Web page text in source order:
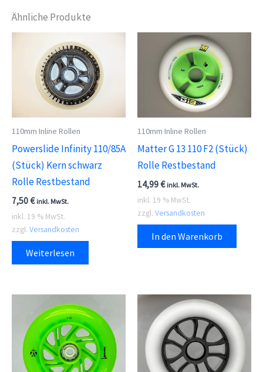
Ähnliche Produkte
110mm Inline Rollen
Powerslide Infinity 110/85A
(Stück) Kern schwarz
Rolle Restbestand
7,50€ inkl. MwSt.
inkl. 19 % MwSt.
zzgl. Versandkosten
Weiterlesen
110mm Inline Rollen
Matter G 13 110 F2 (Stück)
Rolle Restbestand
14,99€ inkl. MwSt.
inkl. 19 % MwSt.
zzgl. Versandkosten
In den Warenkorb